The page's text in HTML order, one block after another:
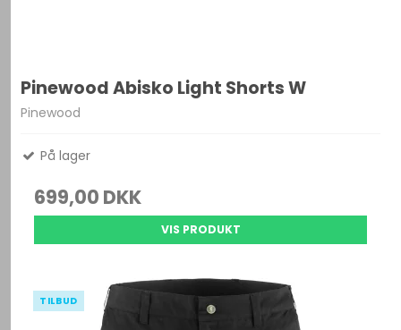
Pinewood Abisko Light Shorts W
Pinewood
På lager
699,00 DKK
VIS PRODUKT
TILBUD